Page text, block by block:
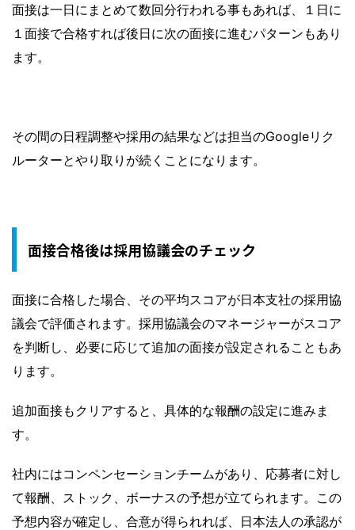
面接は一日にまとめて数回分行われる事もあれば、１日に
１面接で合格すれば後日に次の面接に進むパターンもあり
ます。
その間の日程調整や採用の結果などは担当のGoogleリク
ルーターとやり取りが続くことになります。
面接合格後は採用協議会のチェック
面接に合格した場合、その平均スコアが日本支社の採用協
議会で評価されます。採用協議会のマネージャーがスコア
を判断し、必要に応じて追加の面接が設定されることもあ
ります。
追加面接もクリアすると、具体的な報酬の設定に進みま
す。
社内にはコンペンセーションチームがあり、応募者に対し
て報酬、ストック、ボーナスの予想が立てられます。この
予想内容が確定し、合意が得られれば、日本法人の承認が